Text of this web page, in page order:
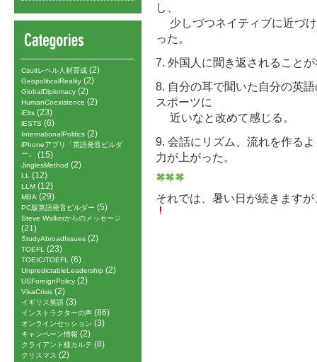
Csuitレベル人材育成 (2)
GeopoliticalReality (2)
GlobalDiplomacy (2)
HumanCoexistence (2)
iElts (23)
iESTS (6)
InternationalPolitics (2)
iPhoneアプリ「英語発音ビルダ
ー」 (15)
JinglesMethod (2)
LL (12)
LLM (12)
MBA (29)
PC版英語発音ビルダー (5)
Steve Walkerからのメッセージ
(21)
StudyAbroadIssues (2)
TOEFL (23)
TOEIC/TOEFL (6)
UnpredictableLeadership (2)
USForeignPolicy (2)
VisaCrisis (2)
イギリス英語 (3)
インストラクターの声 (86)
オンラインセッション (3)
キャンペーン情報 (2)
クライアント様カルテ (8)
クリスマス (2)
し、
少しづつネイティブに近づ
った。
7. 外国人に聞き返されること
8. 自分の耳で聞いた自分の英
スポーツに
近いなと改めて感じる。
9. 会話にリズム、流れを作る
力が上がった。
それでは、暑い日が続きます